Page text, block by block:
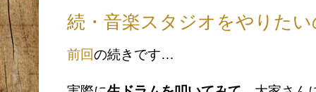
続・音楽スタジオをやりた
前回の続きです…